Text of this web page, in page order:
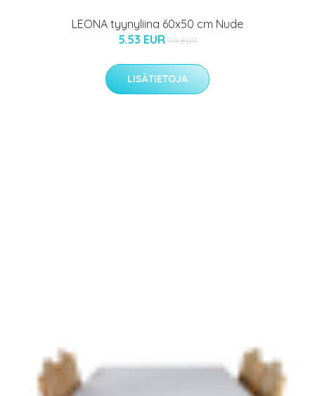
LEONA tyynyliina 60x50 cm Nude
5.53 EUR 7.9 EUR
LISÄTIETOJA